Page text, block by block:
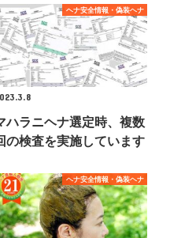
ヘナ安全情報・偽装ヘナ
ハラニヘナ選定時、複数
の検査を実施しています
ヘナ安全情報・偽装ヘナ